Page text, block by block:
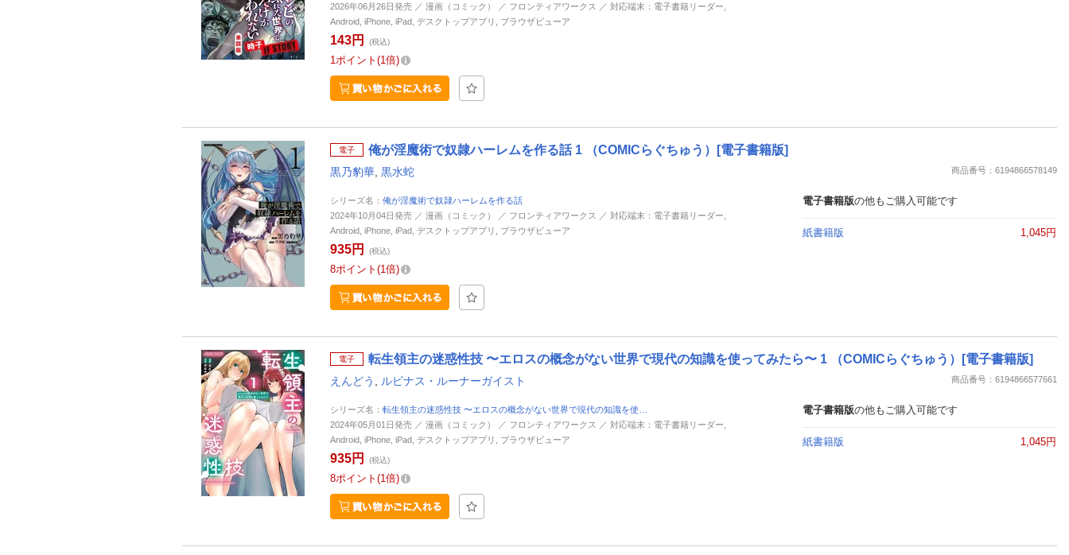
2026年06月26日発売 ／ 漫画（コミック） ／ フロンティアワークス ／ 対応端末：電子書籍リーダー,
Android, iPhone, iPad, デスクトップアプリ, ブラウザビューア
143円 (税込)
1 ポイント 1倍
電子 俺が淫魔術で奴隷ハーレムを作る話 1 （COMICらぐちゅう）[電子書籍版]
黒乃豹華 黒水蛇 商品番号：6194866578149
シリーズ名： 俺が淫魔術で奴隷ハーレムを作る話
2024年10月04日発売 ／ 漫画（コミック） ／ フロンティアワークス ／ 対応端末：電子書籍リーダー,
Android, iPhone, iPad, デスクトップアプリ, ブラウザビューア
935円 (税込)
8ポイント 1倍
電子書籍版の他もご購入可能です
紙書籍版 1,045円
電子 転生領主の迷惑性技 〜エロスの概念がない世界で現代の知識を使ってみたら〜 1 （COMICらぐちゅう）[電子書籍版]
えんどう ルピナス・ルーナーガイスト 商品番号：6194866577661
シリーズ名： 転生領主の迷惑性技 〜エロスの概念がない世界で現代の知識を使…
2024年05月01日発売 ／ 漫画（コミック） ／ フロンティアワークス ／ 対応端末：電子書籍リーダー,
Android, iPhone, iPad, デスクトップアプリ, ブラウザビューア
935円 (税込)
8ポイント 1倍
電子書籍版の他もご購入可能です
紙書籍版 1,045円